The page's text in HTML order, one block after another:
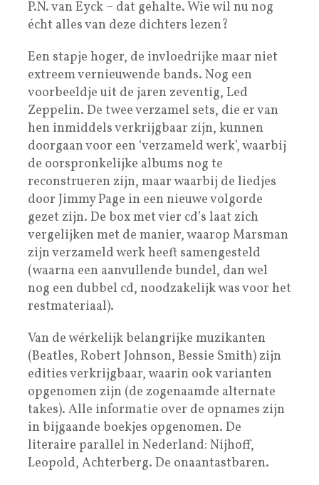
P.N. van Eyck – dat gehalte. Wie wil nu nog
écht alles van deze dichters lezen?
Een stapje hoger, de invloedrijke maar niet
extreem vernieuwende bands. Nog een
voorbeeldje uit de jaren zeventig, Led
Zeppelin. De twee verzamel sets, die er van
hen inmiddels verkrijgbaar zijn, kunnen
doorgaan voor een ‘verzameld werk’, waarbij
de oorspronkelijke albums nog te
reconstrueren zijn, maar waarbij de liedjes
door Jimmy Page in een nieuwe volgorde
gezet zijn. De box met vier cd’s laat zich
vergelijken met de manier, waarop Marsman
zijn verzameld werk heeft samengesteld
(waarna een aanvullende bundel, dan wel
nog een dubbel cd, noodzakelijk was voor het
restmateriaal).
Van de wérkelijk belangrijke muzikanten
(Beatles, Robert Johnson, Bessie Smith) zijn
edities verkrijgbaar, waarin ook varianten
opgenomen zijn (de zogenaamde alternate
takes). Alle informatie over de opnames zijn
in bijgaande boekjes opgenomen. De
literaire parallel in Nederland: Nijhoff,
Leopold, Achterberg. De onaantastbaren.